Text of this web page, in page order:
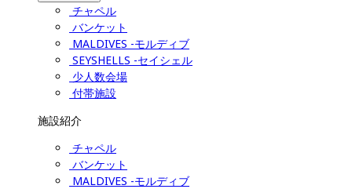
チャペル
バンケット
MALDIVES -モルディブ
SEYSHELLS -セイシェル
少人数会場
付帯施設
施設紹介
チャペル
バンケット
MALDIVES -モルディブ